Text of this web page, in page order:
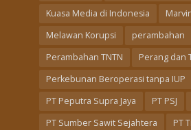
Kuasa Media di Indonesia
Melawan Korupsi
perambahan
Perambahan TNTN
Perang dan
Perkebunan Beroperasi tanpa IUP
PT Peputra Supra Jaya
PT PSJ
PT Sumber Sawit Sejahtera
PT